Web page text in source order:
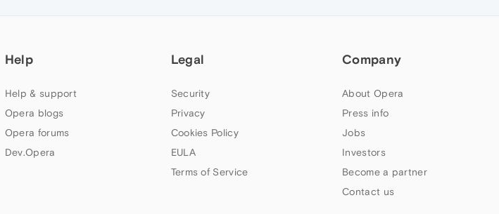
Help
Help & support
Opera blogs
Opera forums
Dev.Opera
Legal
Security
Privacy
Cookies Policy
EULA
Terms of Service
Company
About Opera
Press info
Jobs
Investors
Become a partner
Contact us